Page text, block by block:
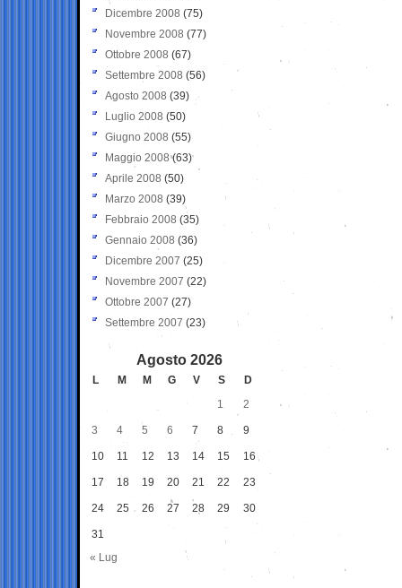
Dicembre 2008 (75)
Novembre 2008 (77)
Ottobre 2008 (67)
Settembre 2008 (56)
Agosto 2008 (39)
Luglio 2008 (50)
Giugno 2008 (55)
Maggio 2008(63)
Aprile 2008 (50)
Marzo 2008 (39)
Febbraio 2008 (35)
Gennaio 2008 (36)
Dicembre 2007 (25)
Novembre 2007 (22)
Ottobre 2007 (27)
Settembre 2007 (23)
Agosto 2026
L M M G V S
D
1
2
3 4 5 6 7 8 9
10 11 12 13 14 15 16
17 18 19 20 21 22 23
24 25 26 27 28 29 30
31
« Lug